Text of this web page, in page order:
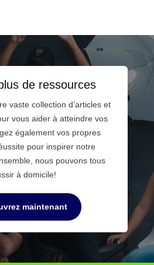
de ressources
vaste collection d’articles et
vous aider à atteindre vos
également vos propres
pour inspirer notre
nous pouvons tous
à domicile!
maintenant